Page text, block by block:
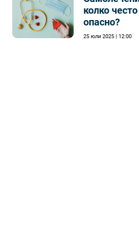
колко
опасно?
25 юли 2025 | 12:00